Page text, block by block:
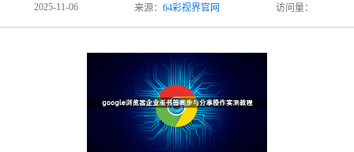
2025-11-06 来源： 64彩视界官网 访问量：